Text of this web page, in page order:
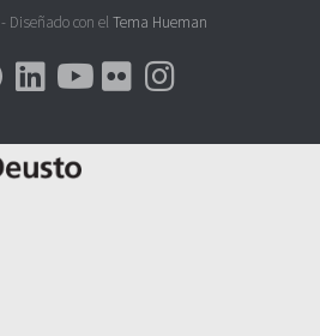
- Diseñado con elTema Hueman